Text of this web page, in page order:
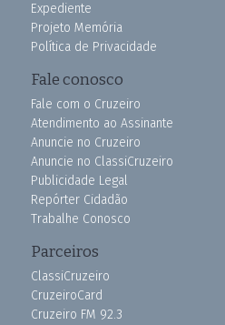
Expediente
Projeto Memória
Política de Privacidade
Fale conosco
Fale com o Cruzeiro
Atendimento ao Assinante
Anuncie no Cruzeiro
Anuncie no ClassiCruzeiro
Publicidade Legal
Repórter Cidadão
Trabalhe Conosco
Parceiros
ClassiCruzeiro
CruzeiroCard
Cruzeiro FM 92.3